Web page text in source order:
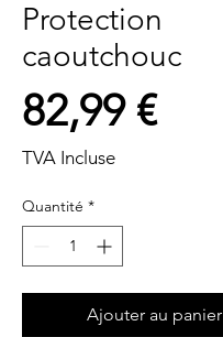
Protection
caoutchouc
82,99 €Prix
TVA Incluse
Quantité *
Ajouter au panier